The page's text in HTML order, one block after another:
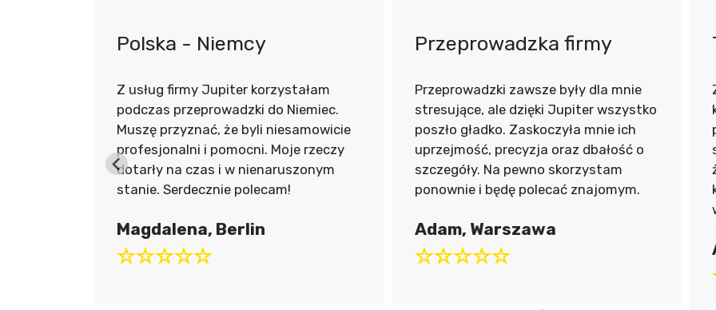
Polska - Niemcy
Z usług firmy Jupiter korzystałam
podczas przeprowadzki do Niemiec.
Muszę przyznać, że byli niesamowicie
profesjonalni i pomocni. Moje rzeczy
dotarły na czas i w nienaruszonym
stanie. Serdecznie polecam!
Magdalena, Berlin
Przeprowadzka firmy
Przeprowadzki zawsze były dla mnie
stresujące, ale dzięki Jupiter wszystko
poszło gładko. Zaskoczyła mnie ich
uprzejmość, precyzja oraz dbałość o
szczegóły. Na pewno skorzystam
ponownie i będę polecać znajomym.
Adam, Warszawa